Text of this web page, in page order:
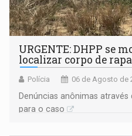
URGENTE: DHPP se
localizar corpo de
Polícia 06 de Agosto de
Denúncias anônimas
para o caso